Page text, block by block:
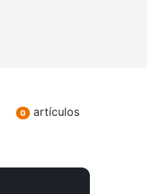
0 artículos